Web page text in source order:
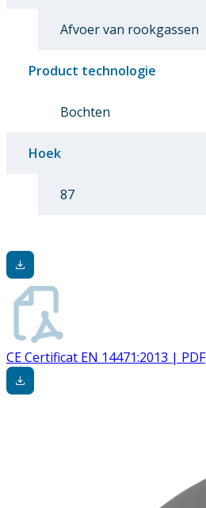
Afvoer van rookgassen
Product technologie
Bochten
Hoek
87
CE Certificat EN 14471:2013 | PDF